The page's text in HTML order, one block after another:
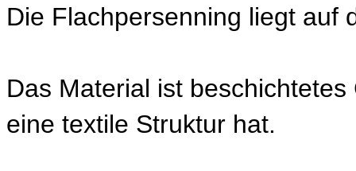
Die Flachpersenning liegt auf
Das Material ist
eine textile Struktur hat.